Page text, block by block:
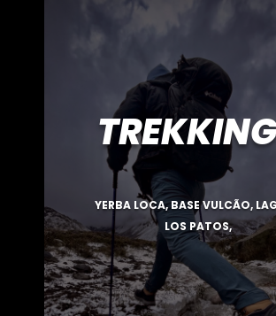
YERBA LOCA, BASE VULCÃO,
LOS PATOS,